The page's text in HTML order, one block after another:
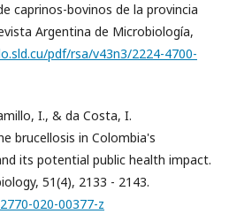
caprinos-bovinos de la provincia
Argentina de Microbiología,
pdf/rsa/v43n3/2224-4700-
I., & da Costa, I.
brucellosis in Colombia's
its potential public health impact.
51(4), 2133 - 2143.
020-00377-z